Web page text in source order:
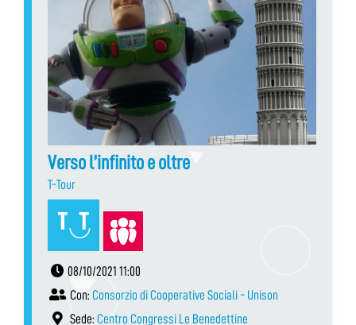
Verso l’infinito e oltre
T-Tour
08/10/2021 11:00
Con: Consorzio di Cooperative Sociali - Unison
Sede: Centro Congressi Le Benedettine